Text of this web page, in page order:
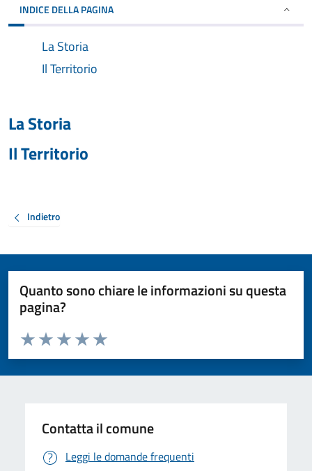
INDICE DELLA PAGINA
La Storia
Il Territorio
La Storia
Il Territorio
Indietro
Quanto sono chiare le informazioni su questa
pagina?
Valuta da 1 a 5 stelle la pagina
Valuta 5 stelle su 5
Valuta 4 stelle su 5
Valuta 3 stelle su 5
Valuta 2 stelle su 5
Valuta 1 stelle su 5
Contatta il comune
Leggi le domande frequenti